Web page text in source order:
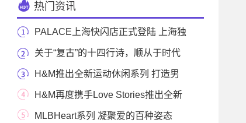
热门资讯
PALACE上海快闪店正式登陆 上海独
家限定款首度曝
关于“复古”的十四行诗，顺从于时代
的色彩裹H&M推出全新运动休闲系列 打造男
士随行格调
H&M再度携手Love Stories推出全新
2019联名泳装系列
MLBHeart系列 凝聚爱的百种姿态